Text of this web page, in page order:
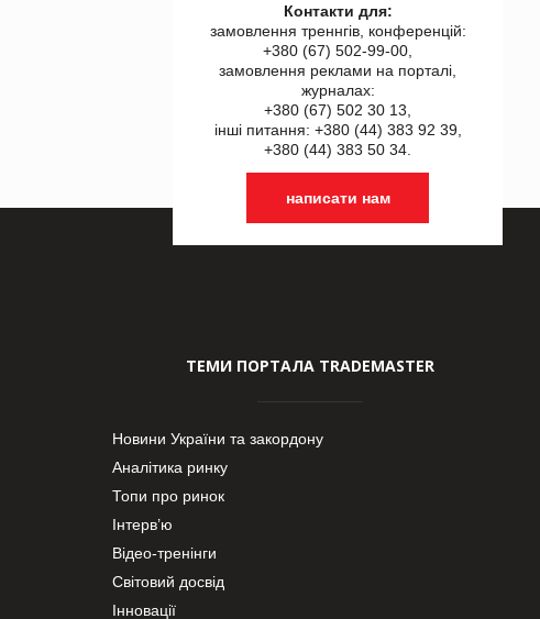
Контакти для:
замовлення треннгів, конференцій:
+380 (67) 502-99-00,
замовлення реклами на порталі,
журналах:
+380 (67) 502 30 13,
інші питання: +380 (44) 383 92 39,
+380 (44) 383 50 34.
написати нам
ТЕМИ ПОРТАЛА TRADEMASTER
Новини України та закордону
Аналітика ринку
Топи про ринок
Інтерв’ю
Відео-тренінги
Світовий досвід
Інновації